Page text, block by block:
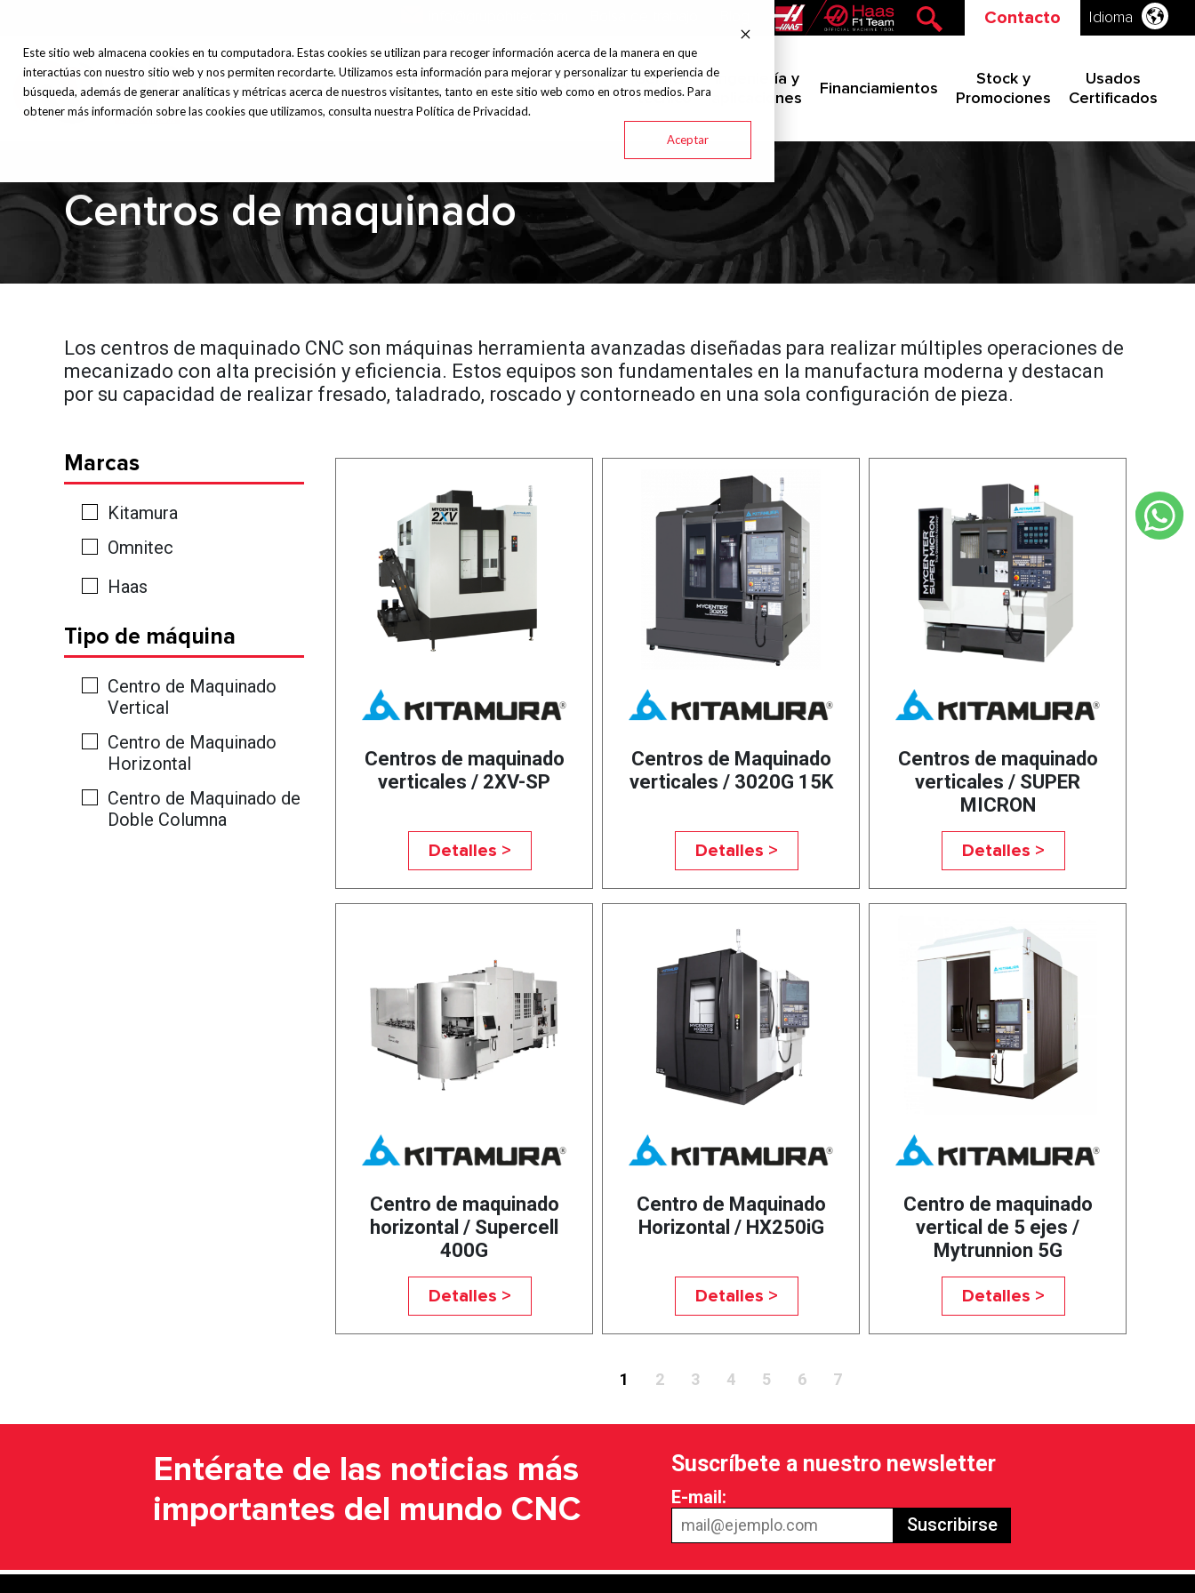
Este sitio web almacena cookies en tu computadora. Estas cookies se utilizan para recoger información acerca de la manera en que
interactúas con nuestro sitio web y nos permiten recordarte. Utilizamos esta información para mejorar y personalizar tu experiencia de
búsqueda, además de generar analíticas y métricas acerca de nuestros visitantes, tanto en este sitio web como en otros medios. Para
obtener más información sobre las cookies que utilizamos, consulta nuestra Política de Privacidad.
Aceptar
Contacto Idioma
Inicio Nosotros
Máquinas y
Herramientas
Marcas Industrias
Servicio
técnico
Ingeniería y
aplicaciones
Financiamientos
Stock y
Promociones
Usados
Certificados
Centros de maquinado
Los centros de maquinado CNC son máquinas herramienta avanzadas diseñadas para realizar múltiples operaciones de
mecanizado con alta precisión y eficiencia. Estos equipos son fundamentales en la manufactura moderna y destacan
por su capacidad de realizar fresado, taladrado, roscado y contorneado en una sola configuración de pieza.
Marcas
Kitamura
Omnitec
Haas
Tipo de máquina
Centro de Maquinado
Vertical
Centro de Maquinado
Horizontal
Centro de Maquinado de
Doble Columna
Centros de maquinado
verticales / 2XV-SP
Detalles >
Centros de Maquinado
verticales / 3020G 15K
Detalles >
Centros de maquinado
verticales / SUPER
MICRON
Detalles >
Centro de maquinado
horizontal / Supercell
400G
Detalles >
Centro de Maquinado
Horizontal / HX250iG
Detalles >
Centro de maquinado
vertical de 5 ejes /
Mytrunnion 5G
Detalles >
1 2 3 4 5 6 7
Entérate de las noticias más
importantes del mundo CNC
Suscríbete a nuestro newsletter
E-mail:
Suscribirse